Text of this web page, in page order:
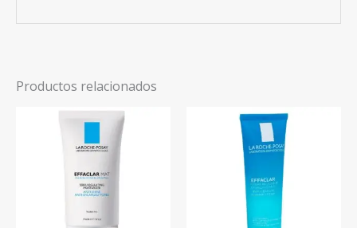
Productos relacionados